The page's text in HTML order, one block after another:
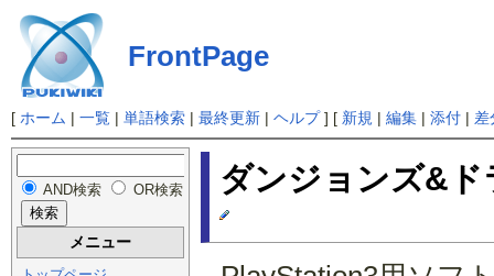
FrontPage
[ ホーム 一覧| 単語検索| 最終更新| ヘルプ] [ 新規| 編集| 添付| 差
AND検索 OR検索
メニュー
ダンジョンズ&